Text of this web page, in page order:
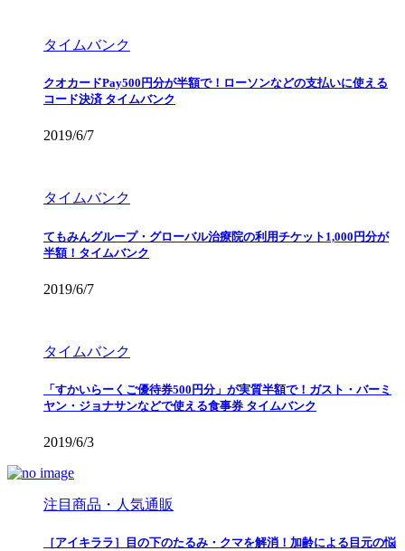
タイムバンク
クオカードPay500円分が半額で！ローソンなどの支払いに使える
コード決済 タイムバンク
2019/6/7
タイムバンク
てもみんグループ・グローバル治療院の利用チケット1,000円分が
半額！タイムバンク
2019/6/7
タイムバンク
「すかいらーくご優待券500円分」が実質半額で！ガスト・バーミ
ヤン・ジョナサンなどで使える食事券 タイムバンク
2019/6/3
注目商品・人気通販
［アイキララ］目の下のたるみ・クマを解消！加齢による目元の悩